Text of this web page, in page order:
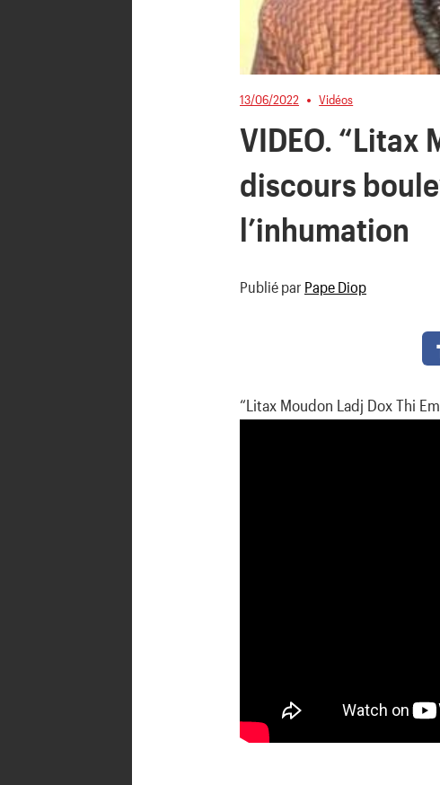
13/06/2022 Vidéos
VIDEO. “Litax
discours
l’inhumation
Publié par Pape Diop
“Litax Moudon Ladj Dox Thi